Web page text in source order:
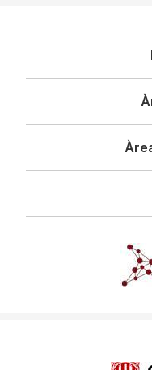
principal